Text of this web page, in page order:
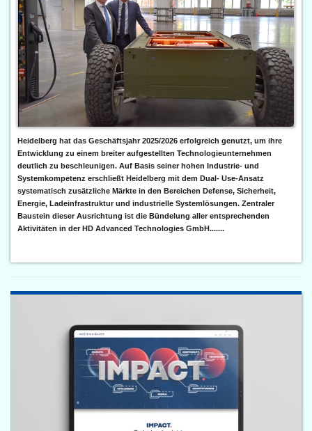
Heidelberg hat das Geschäftsjahr 2025/2026 erfolgreich genutzt, um ihre
Entwicklung zu einem breiter aufgestellten Technologieunternehmen
deutlich zu beschleunigen. Auf Basis seiner hohen Industrie- und
Systemkompetenz erschließt Heidelberg mit dem Dual- Use-Ansatz
systematisch zusätzliche Märkte in den Bereichen Defense, Sicherheit,
Energie, Ladeinfrastruktur und industrielle Systemlösungen. Zentraler
Baustein dieser Ausrichtung ist die Bündelung aller entsprechenden
Aktivitäten in der HD Advanced Technologies GmbH.......